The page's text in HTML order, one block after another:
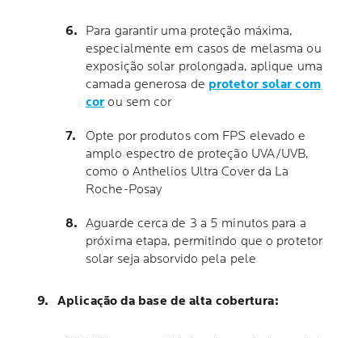
Para garantir uma proteção máxima,
especialmente em casos de melasma ou
exposição solar prolongada, aplique uma
camada generosa de protetor solar com
cor ou sem cor
Opte por produtos com FPS elevado e
amplo espectro de proteção UVA/UVB,
como o Anthelios Ultra Cover da La
Roche-Posay
Aguarde cerca de 3 a 5 minutos para a
próxima etapa, permitindo que o protetor
solar seja absorvido pela pele
Aplicação da base de alta cobertura: